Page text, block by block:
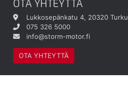
OTA YHTEYTTÄ
Lukkosepänkatu 4, 20320 Turku
075 326 5000
info@storm-motor.fi
OTA YHTEYTTÄ